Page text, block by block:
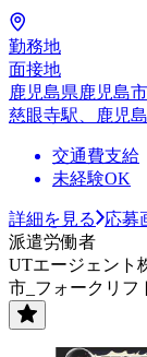
勤務地
面接地
鹿児島県鹿児島
慈眼寺駅、鹿児
交通費支給
未経験OK
詳細を見る
応募
派遣労働者
UTエージェント
市_フォークリフ